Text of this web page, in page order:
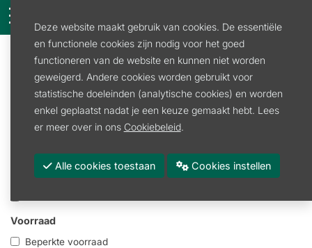
Filter
Verkoop
Werktuigdrager rupsen
Promoties
Merk
Voorraad
Beperkte voorraad
Deze website maakt gebruik van cookies. De essentiële
en functionele cookies zijn nodig voor het goed
functioneren van de website en kunnen niet worden
geweigerd. Andere cookies worden gebruikt voor
statistische doeleinden (analytische cookies) en worden
enkel geplaatst nadat je een keuze gemaakt hebt. Lees
er meer over in ons Cookiebeleid.
Alle cookies toestaan Cookies instellen